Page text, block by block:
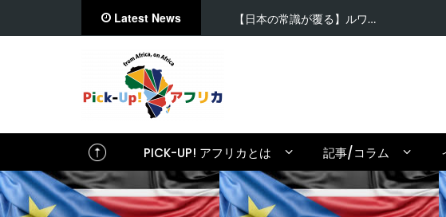
Latest News 【日本の常識が覆る】ルワ…
PICK-UP! アフリカとは 記事/コラム